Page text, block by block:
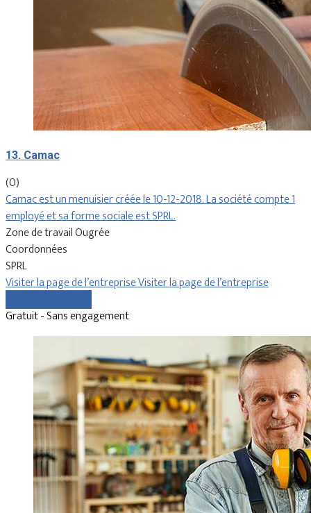
13. Camac
(0)
Camac est un menuisier créée le 10-12-2018. La société compte 1
employé et sa forme sociale est SPRL.
Zone de travail Ougrée
Coordonnées
SPRL
Visiter la page de l’entrepriseVisiter la page de l’entreprise
Gratuit - Sans engagement